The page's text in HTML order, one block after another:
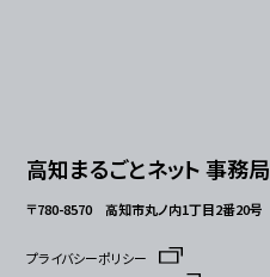
高知まるごとネット 事務局
〒780-8570 高知市丸ノ内1丁目2番20号
プライバシーポリシー